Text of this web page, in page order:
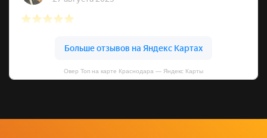
Овер Топ на карте Краснодара — Яндекс Карты